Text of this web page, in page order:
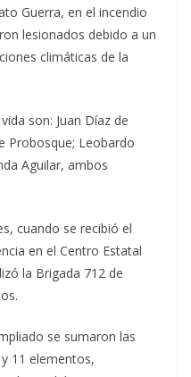
Guerra, en el incendio
lesionados debido a un
climáticas de la
son: Juan Díaz de
Probosque; Leobardo
Aguilar, ambos
cuando se recibió el
en el Centro Estatal
la Brigada 712 de
se sumaron las
11 elementos,